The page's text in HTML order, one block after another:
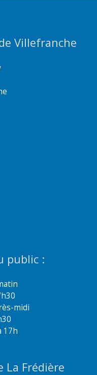
Villefranche
public :
midi
17h
La Frédière